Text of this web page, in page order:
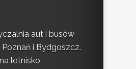
aut i busów
i Bydgoszcz.
lotnisko.